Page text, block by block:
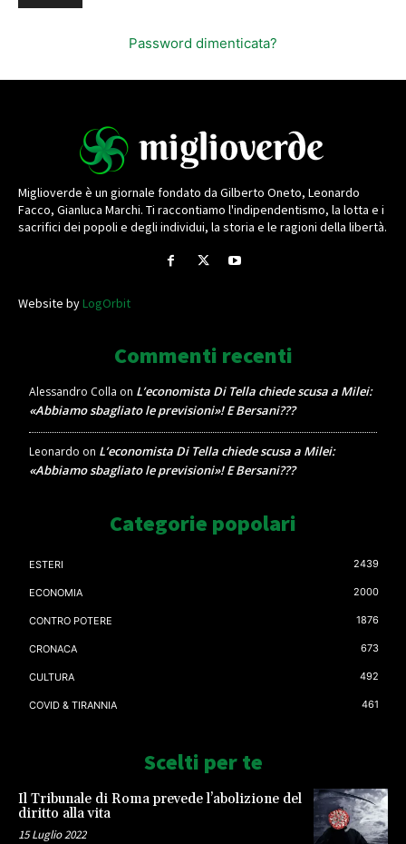
Password dimenticata?
Miglioverde è un giornale fondato da Gilberto Oneto, Leonardo
Facco, Gianluca Marchi. Ti raccontiamo l'indipendentismo, la lotta e i
sacrifici dei popoli e degli individui, la storia e le ragioni della libertà.
Website byLogOrbit
Commenti recenti
Alessandro Colla on L’economista Di Tella chiede scusa a Milei:
«Abbiamo sbagliato le previsioni»! E Bersani???
Leonardo on L’economista Di Tella chiede scusa a Milei:
«Abbiamo sbagliato le previsioni»! E Bersani???
Categorie popolari
ESTERI 2439
ECONOMIA 2000
CONTRO POTERE 1876
CRONACA 673
CULTURA 492
COVID & TIRANNIA 461
Scelti per te
Il Tribunale di Roma prevede l’abolizione del
diritto alla vita
15 Luglio 2022